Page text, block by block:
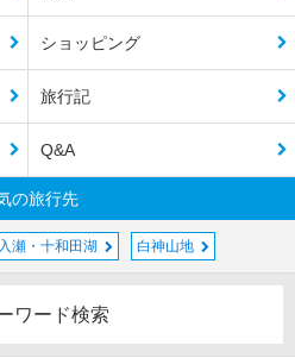
ショッピング
旅行記
Q&A
の旅行先
瀬・十和田湖 白神山地
ワード検索